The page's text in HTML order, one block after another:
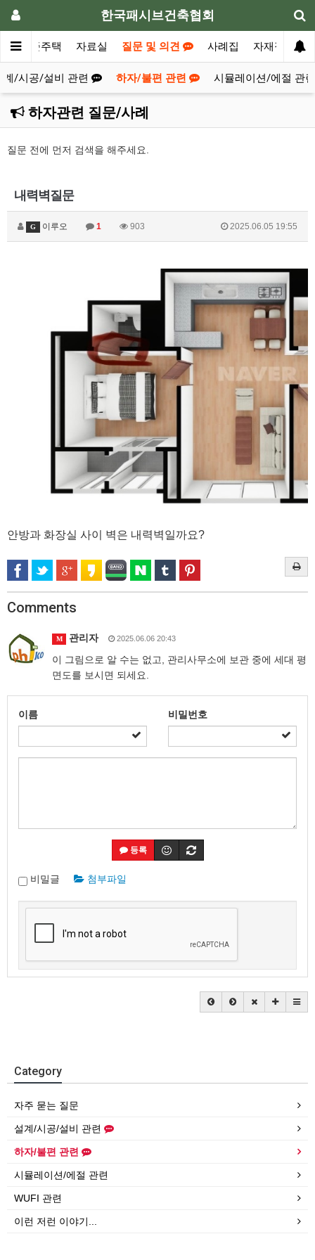
한국패시브건축협회
표준주택 자료실 질문 및 의견 사례집 자재정보
계/시공/설비 관련 하자/불편 관련 시뮬레이션/에절 관련
하자관련 질문/사례
질문 전에 먼저 검색을 해주세요.
내력벽질문
G 이루오 1 903 2025.06.05 19:55
안방과 화장실 사이 벽은 내력벽일까요?
Comments
M 관리자 2025.06.06 20:43
이 그림으로 알 수는 없고, 관리사무소에 보관 중에 세대 평
면도를 보시면 되세요.
이름 비밀번호
등록
비밀글 첨부파일
Category
자주 묻는 질문
설계/시공/설비 관련
하자/불편 관련
시뮬레이션/에절 관련
WUFI 관련
이런 저런 이야기...